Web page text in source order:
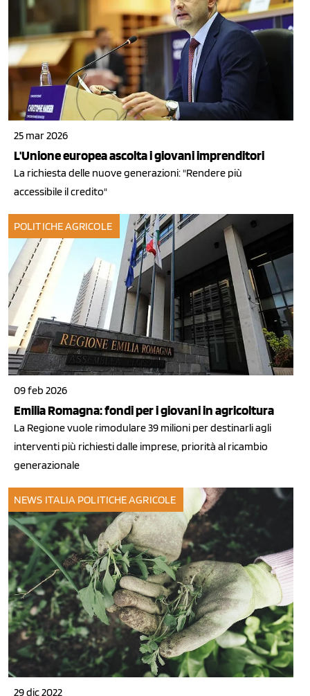
25 mar 2026
L'Unione europea ascolta i giovani imprenditori
La richiesta delle nuove generazioni: "Rendere più
accessibile il credito"
POLITICHE AGRICOLE
09 feb 2026
Emilia Romagna: fondi per i giovani in agricoltura
La Regione vuole rimodulare 39 milioni per destinarli agli
interventi più richiesti dalle imprese, priorità al ricambio
generazionale
NEWS ITALIA POLITICHE AGRICOLE
29 dic 2022